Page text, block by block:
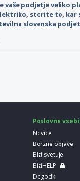
vaše podjetje veliko
storite to, kar
slovenska
Poslovne
Novice
Borzne objave
Bizi svetuje
BiziHELP
Dogodki